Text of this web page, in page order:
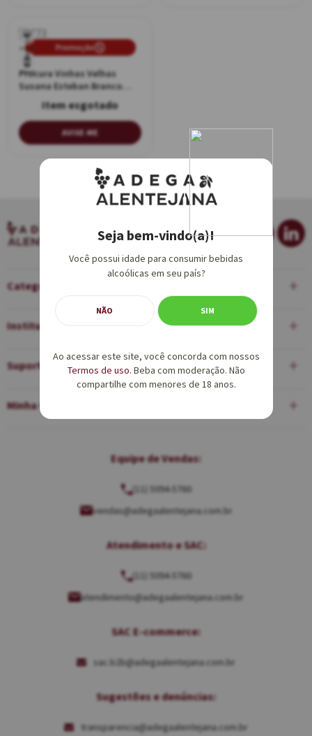
Promoção
Procura Vinhas Velhas
Susana Esteban Branco
AVISE-ME
750ml
Categorias
Institucional
Suporte
Minha Conta
Equipe de Vendas:
(11) 5094-5760
vendas@adegaalentejana.com.br
Atendimento e SAC:
(11) 5094-5760
atendimento@adegaalentejana.com.br
SAC E-commerce:
sac.b2b@adegaalentejana.com.br
Sugestões e denúncias:
transparencia@adegaalentejana.com.br
Seja bem-vindo(a)!
Você possui idade para consumir bebidas
alcoólicas em seu país?
NÃO SIM
Ao acessar este site, você concorda com nossos
Termos de uso. Beba com moderação. Não
compartilhe com menores de 18 anos.